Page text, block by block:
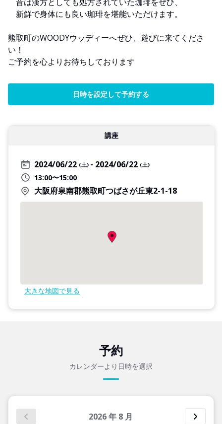
新鮮で身体にも良い珈琲を堪能いただけます。
熊取町のWOODYウッディーへぜひ、遊びに来てくださ
い！
ご予約を心よりお待ちしております
日時を設定して予約する
講座
2024/06/22 (土) 2024/06/22 (土)
13:00〜15:00
大阪府泉南郡熊取町つばさが丘東2-1-18
大きな地図で見る
予約
カレンダーより日時を選択
2026年 8 月